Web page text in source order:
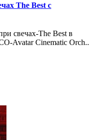
The Best с
свечах-The Best в
Avatar Cinematic Orch..